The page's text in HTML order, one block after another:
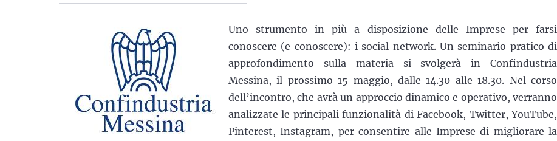
Uno strumento in più a disposizione delle Imprese per farsi
conoscere (e conoscere): i social network. Un seminario pratico di
approfondimento sulla materia si svolgerà in Confindustria
Messina, il prossimo 15 maggio, dalle 14.30 alle 18.30. Nel corso
dell’incontro, che avrà un approccio dinamico e operativo, verranno
analizzate le principali funzionalità di Facebook, Twitter, YouTube,
Pinterest, Instagram, per consentire alle Imprese di migliorare la